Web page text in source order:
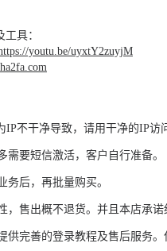
具：
youtu.be/uyxtY2zuyjM
IP不干净导致，请用干净的IP访
需要短信激活，客户自行准备。
务后，再批量购买。
，售出概不退货。并且本店承
供完善的登录教程及售后服务